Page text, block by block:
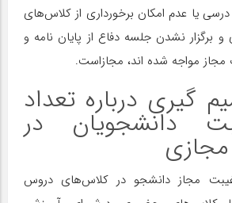
یا عدم امکان برخورداری از کلاس‌های
برگزار نشدن جلسه دفاع از پایان نامه و
مجاز مواجه شده اند، مجازاست.
گیری درباره تعداد
دانشجویان در
غیبت مجاز دانشجو در کلاس‌های دروس